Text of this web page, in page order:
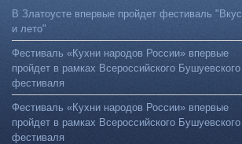
В Златоусте впервые пройдет фестиваль "Вкус
и лето"
Фестиваль «Кухни народов России» впервые
пройдет в рамках Всероссийского Бушуевского
фестиваля
Фестиваль «Кухни народов России» впервые
пройдет в рамках Всероссийского Бушуевского
фестиваля